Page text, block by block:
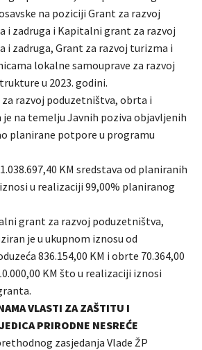
na poziciji Grant za razvoj
i zadruga i Kapitalni grant za razvoj
i zadruga, Grant za razvoj turizma i
lokalne samouprave za razvoj
u 2023. godini.
za razvoj poduzetništva, obrta i
je na temelju Javnih poziva objavljenih
planirane potpore u programu
KM sredstava od planiranih
u realizaciji 99,00% planiranog
grant za razvoj poduzetništva,
je u ukupnom iznosu od
836.154,00 KM i obrte 70.364,00
KM što u realizaciji iznosi
VLASTI ZA ZAŠTITU I
PRIRODNE NESREĆE
zasjedanja Vlade ŽP